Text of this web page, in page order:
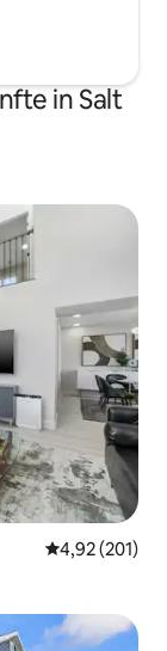
in Salt
4,92 (201)